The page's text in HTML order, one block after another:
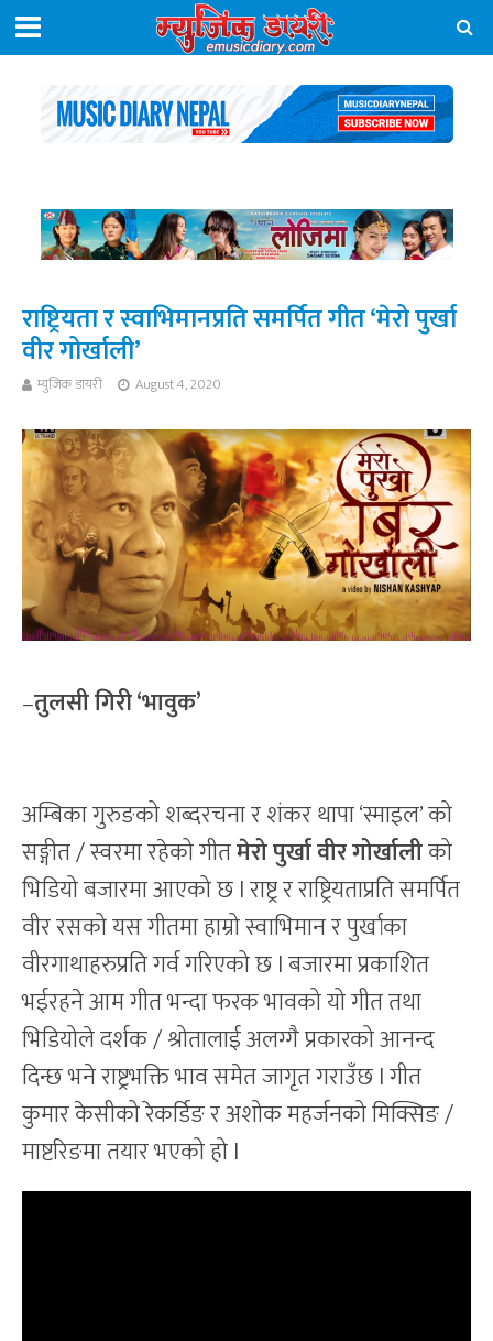
राष्ट्रियता र स्वाभिमानप्रति समर्पित गीत ‘मेरो पुर्खा
वीर गोर्खाली’
म्युजिक डायरी August 4, 2020
–तुलसी गिरी ‘भावुक’
अम्बिका गुरुङको शब्दरचना र शंकर थापा ‘स्माइल’ को
सङ्गीत / स्वरमा रहेको गीतमेरो पुर्खा वीर गोर्खालीको
भिडियो बजारमा आएको छ l राष्ट्र र राष्ट्रियताप्रति समर्पित
वीर रसको यस गीतमा हाम्रो स्वाभिमान र पुर्खाका
वीरगाथाहरुप्रति गर्व गरिएको छ l बजारमा प्रकाशित
भईरहने आम गीत भन्दा फरक भावको यो गीत तथा
भिडियोले दर्शक / श्रोतालाई अलग्गै प्रकारको आनन्द
दिन्छ भने राष्ट्रभक्ति भाव समेत जागृत गराउँछ l गीत
कुमार केसीको रेकर्डिङ र अशोक महर्जनको मिक्सिङ /
माष्टरिङमा तयार भएको हो l